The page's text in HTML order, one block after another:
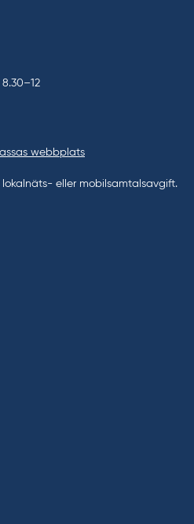
webbplats
eller mobilsamtalsavgift.